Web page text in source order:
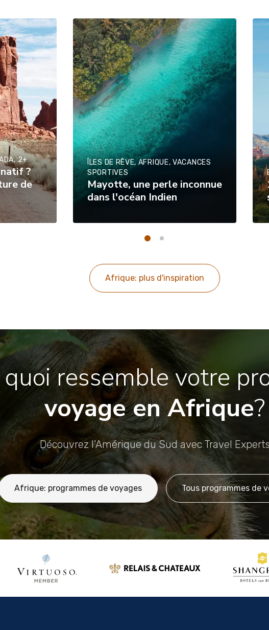
2+
?
de
ÎLES DE RÊVE, AFRIQUE, VACANCES
SPORTIVES
Mayotte, une perle inconnue
dans l'océan Indien
Afrique: plus d'inspiration
ressemble votre
voyage en Afrique?
Découvrez l’Amérique du Sud avec Travel
Afrique: programmes de voyages Tous programmes de